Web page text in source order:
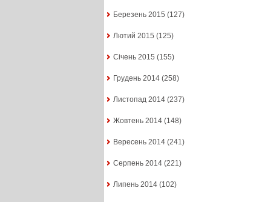
Березень 2015 (127)
Лютий 2015 (125)
Січень 2015 (155)
Грудень 2014(258)
Листопад 2014(237)
Жовтень 2014(148)
Вересень 2014(241)
Серпень 2014(221)
Липень 2014(102)